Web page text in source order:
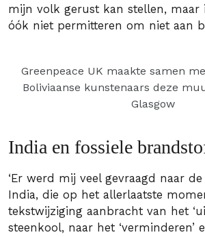
mijn volk gerust kan stellen, maar
óók niet permitteren om niet aan
Greenpeace UK maakte samen
Boliviaanse kunstenaars deze
Glasgow
India en fossiele
‘Er werd mij veel gevraagd naar de
India, die op het allerlaatste
tekstwijziging aanbracht van het
steenkool, naar het ‘verminderen’